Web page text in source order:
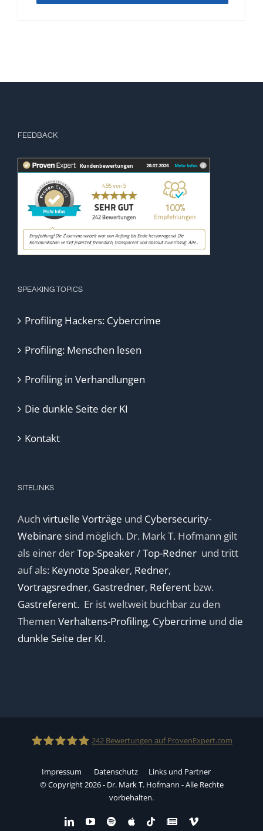
FEEDBACK
SPEAKING TOPICS
Profiling Hackers: Cybercrime
Profiling: Menschen lesen
Profiling in Verhandlungen
Die dunkle Seite der KI
Kontakt
SITELINKS
Auch virtuelle Vorträge und Cybersecurity-
Webinare sind möglich. Dr. Mark T. Hofmann gilt
als einer derTop-Speaker/Top-Redner und tritt
auf als: Keynote Speaker, Redner,
Vortragsredner, Gastredner, Referent bzw.
Gastreferent. Er ist weltweit buchbar zu den
Themen Verhaltens-Profiling, Cybercrime und die
dunkle Seite der KI.
Dr.Mark T.Hofmann
242 Bewertungen auf ProvenExpert.com
Impressum Datenschutz Links und Partner
© Copyright 2026 - Dr. Mark T. Hofmann - Alle Rechte
vorbehalten.
LinkedInYouTubeSpotifyAppleTiktokBenutzerdefiniert
Vimeo